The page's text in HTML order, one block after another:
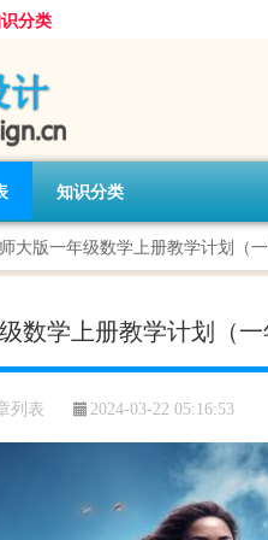
分类
知识分类
大版一年级数学上册教学计划（
数学上册教学计划（一
列表 2024-03-22 05:16:53